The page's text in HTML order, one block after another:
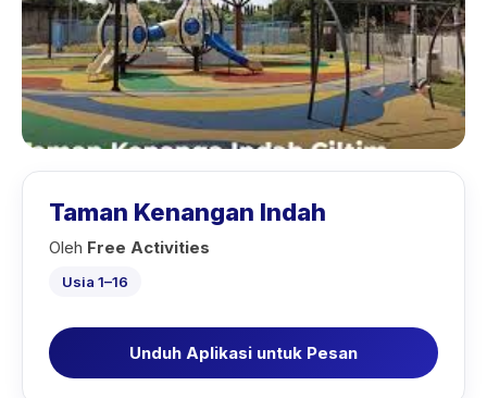
Taman Kenangan Indah
Oleh Free Activities
Usia 1–16
Unduh Aplikasi untuk Pesan